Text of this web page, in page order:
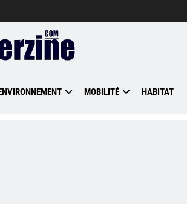
MOBILITÉ HABITAT